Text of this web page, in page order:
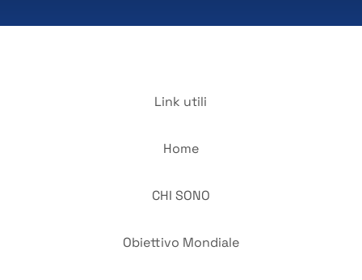
Link utili
Home
CHI SONO
Obiettivo Mondiale